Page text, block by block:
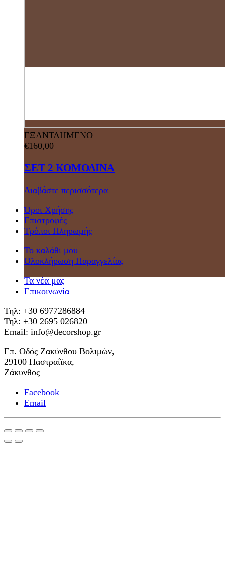
ΕΞΑΝΤΛΗΜΕΝΟ
€160,00
ΣΕΤ 2 ΚΟΜΟΔΙΝΑ
Διαβάστε περισσότερα
Όροι Χρήσης
Επιστροφές
Τρόποι Πληρωμής
Το καλάθι μου
Ολοκλήρωση Παραγγελίας
Τα νέα μας
Επικοινωνία
Τηλ: +30 6977286884
Τηλ: +30 2695 026820
Email: info@decorshop.gr
Επ. Οδός Ζακύνθου Βολιμών,
29100 Παστραίϊκα,
Ζάκυνθος
Facebook
Email